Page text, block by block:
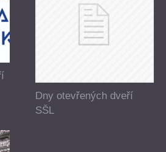
Dny otevřených dveří
SŠL